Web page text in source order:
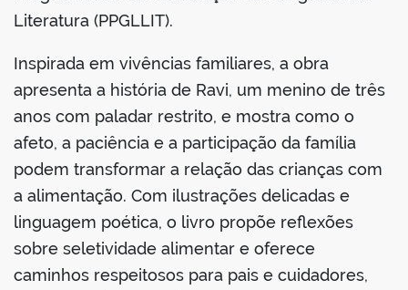
Literatura (PPGLLIT).
Inspirada em vivências familiares, a obra
apresenta a história de Ravi, um menino de três
anos com paladar restrito, e mostra como o
afeto, a paciência e a participação da família
podem transformar a relação das crianças com
a alimentação. Com ilustrações delicadas e
linguagem poética, o livro propõe reflexões
sobre seletividade alimentar e oferece
caminhos respeitosos para pais e cuidadores,